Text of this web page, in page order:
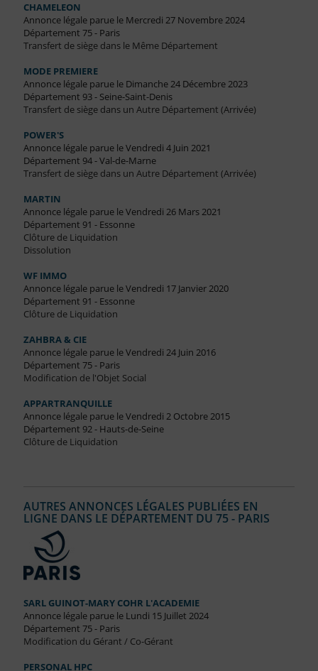
CHAMELEON
Annonce légale parue le Mercredi 27 Novembre 2024
Département 75 - Paris
Transfert de siège dans le Même Département
MODE PREMIERE
Annonce légale parue le Dimanche 24 Décembre 2023
Département 93 - Seine-Saint-Denis
Transfert de siège dans un Autre Département (Arrivée)
POWER'S
Annonce légale parue le Vendredi 4 Juin 2021
Département 94 - Val-de-Marne
Transfert de siège dans un Autre Département (Arrivée)
MARTIN
Annonce légale parue le Vendredi 26 Mars 2021
Département 91 - Essonne
Clôture de Liquidation
Dissolution
WF IMMO
Annonce légale parue le Vendredi 17 Janvier 2020
Département 91 - Essonne
Clôture de Liquidation
ZAHBRA & CIE
Annonce légale parue le Vendredi 24 Juin 2016
Département 75 - Paris
Modification de l'Objet Social
APPARTRANQUILLE
Annonce légale parue le Vendredi 2 Octobre 2015
Département 92 - Hauts-de-Seine
Clôture de Liquidation
AUTRES ANNONCES LÉGALES PUBLIÉES EN
LIGNE DANS LE DÉPARTEMENT DU 75 - PARIS
SARL GUINOT-MARY COHR L'ACADEMIE
Annonce légale parue le Lundi 15 Juillet 2024
Département 75 - Paris
Modification du Gérant / Co-Gérant
PERSONAL HPC